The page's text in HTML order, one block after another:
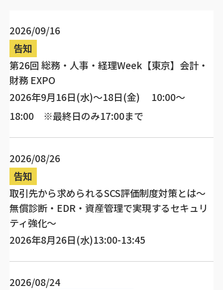
2026/09/16
告知
第26回 総務・人事・経理Week【東京】会計・
財務 EXPO
2026年9月16日(水)～18日(金) 10:00～
18:00 ※最終日のみ17:00まで
2026/08/26
告知
取引先から求められるSCS評価制度対策とは～
無償診断・EDR・資産管理で実現するセキュリ
ティ強化～
2026年8月26日(水)13:00-13:45
2026/08/24